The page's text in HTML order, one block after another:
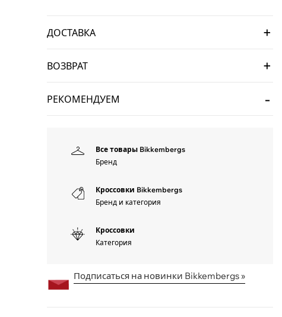
ДОСТАВКА
ВОЗВРАТ
РЕКОМЕНДУЕМ
Все товары Bikkembergs
Бренд
Кроссовки Bikkembergs
Бренд и категория
Кроссовки
Категория
Подписаться на новинки Bikkembergs »